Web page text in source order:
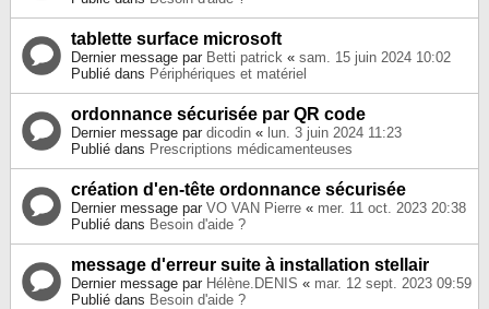
tablette surface microsoft
Dernier message par Betti patrick « sam. 15 juin 2024 10:02
Publié dans Périphériques et matériel
ordonnance sécurisée par QR code
Dernier message par dicodin « lun. 3 juin 2024 11:23
Publié dans Prescriptions médicamenteuses
création d'en-tête ordonnance sécurisée
Dernier message par VO VAN Pierre « mer. 11 oct. 2023 20:38
Publié dans Besoin d'aide ?
message d'erreur suite à installation stellair
Dernier message par Hélène.DENIS « mar. 12 sept. 2023 09:59
Publié dans Besoin d'aide ?